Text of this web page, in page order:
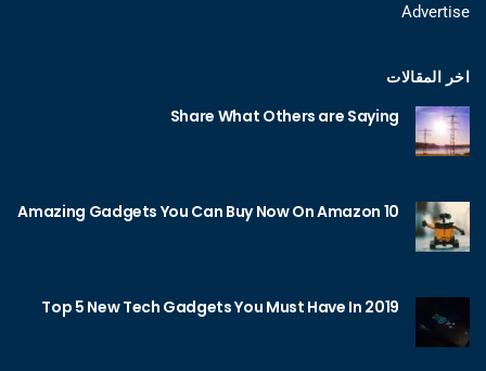
Advertise
اخر المقالات
Share What Others are Saying
10 Amazing Gadgets You Can Buy Now On Amazon
Top 5 New Tech Gadgets You Must Have In 2019